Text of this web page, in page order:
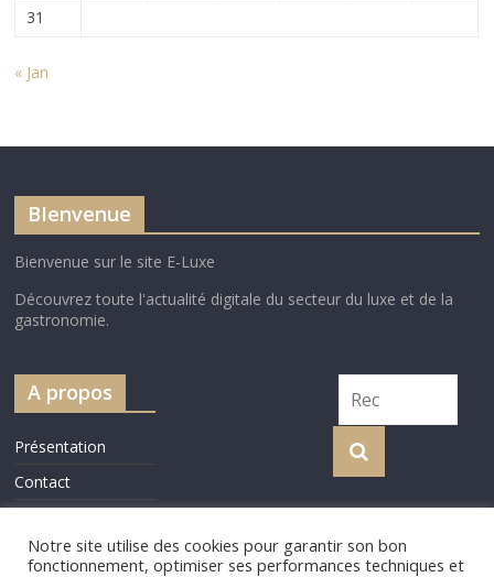
31
« Jan
BIenvenue
Bienvenue sur le site E-Luxe
Découvrez toute l'actualité digitale du secteur du luxe et de la
gastronomie.
A propos
Présentation
Contact
Notre site utilise des cookies pour garantir son bon
fonctionnement, optimiser ses performances techniques et